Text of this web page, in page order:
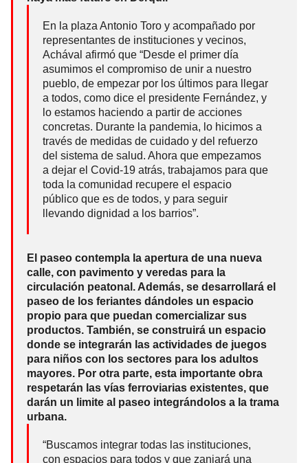
En la plaza Antonio Toro y acompañado por
representantes de instituciones y vecinos,
Achával afirmó que “Desde el primer día
asumimos el compromiso de unir a nuestro
pueblo, de empezar por los últimos para llegar
a todos, como dice el presidente Fernández, y
lo estamos haciendo a partir de acciones
concretas. Durante la pandemia, lo hicimos a
través de medidas de cuidado y del refuerzo
del sistema de salud. Ahora que empezamos
a dejar el Covid-19 atrás, trabajamos para que
toda la comunidad recupere el espacio
público que es de todos, y para seguir
llevando dignidad a los barrios”.
El paseo contempla la apertura de una nueva
calle, con pavimento y veredas para la
circulación peatonal. Además, se desarrollará el
paseo de los feriantes dándoles un espacio
propio para que puedan comercializar sus
productos. También, se construirá un espacio
donde se integrarán las actividades de juegos
para niños con los sectores para los adultos
mayores. Por otra parte, esta importante obra
respetarán las vías ferroviarias existentes, que
darán un limite al paseo integrándolos a la trama
urbana.
“Buscamos integrar todas las instituciones,
con espacios para todos y que zanjará una